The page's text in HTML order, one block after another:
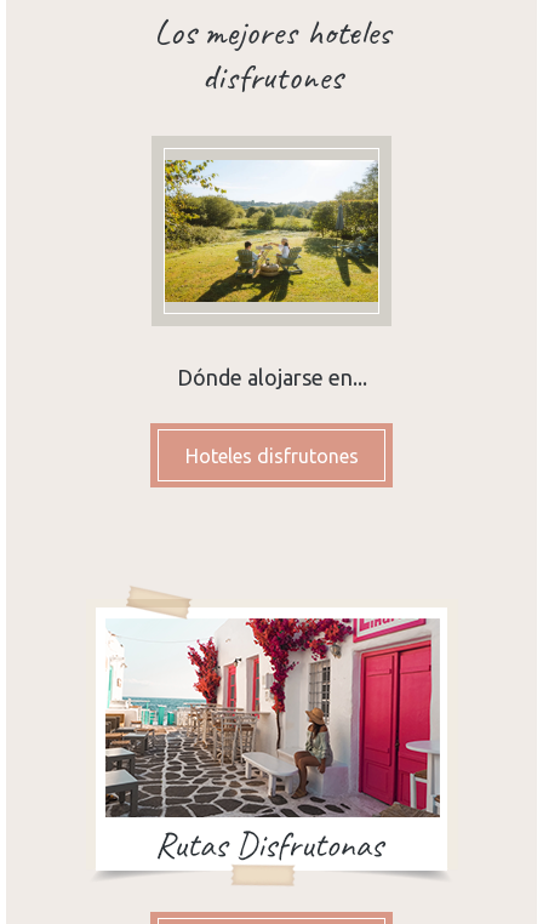
Los mejores hoteles
disfrutones
Dónde alojarse en...
Hoteles disfrutones